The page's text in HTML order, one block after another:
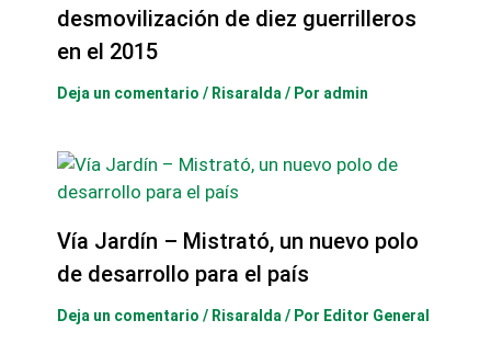
desmovilización de diez guerrilleros
en el 2015
Deja un comentario / Risaralda / Por admin
Vía Jardín – Mistrató, un nuevo polo
de desarrollo para el país
Deja un comentario / Risaralda / Por Editor General